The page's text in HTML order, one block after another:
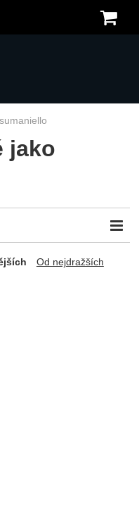
jako
zbytkového cukru
suché
Od nejdražších